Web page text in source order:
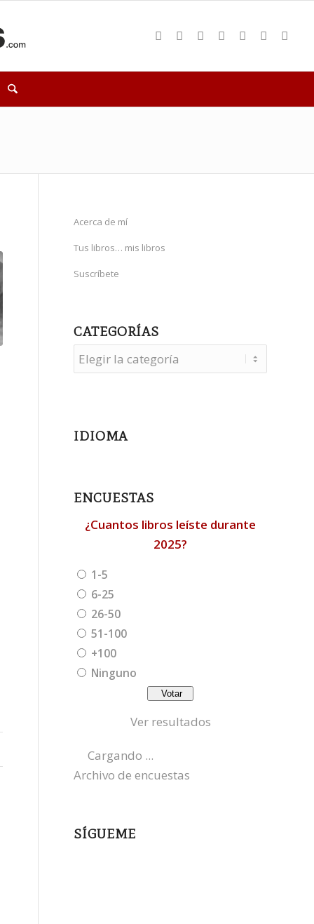
Acerca de mí
Tus libros… mis libros
Suscríbete
CATEGORÍAS
Categorías
IDIOMA
ENCUESTAS
¿Cuantos libros leíste durante
2025?
1-5
6-25
26-50
51-100
+100
Ninguno
Ver resultados
Cargando ...
Archivo de encuestas
SÍGUEME